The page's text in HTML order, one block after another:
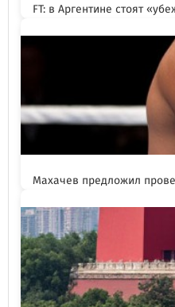
FT: в Аргентине стоят
Махачев предложил